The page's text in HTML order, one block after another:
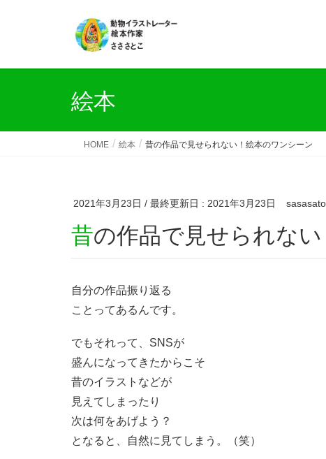
絵本
HOME 絵本 昔の作品で見せられない！絵本のワンシーン
2021年3月23日 / 最終更新日 : 2021年3月23日
昔の作品で見せられな
自分の作品振り返る
ことってあるんです。
でもそれって、SNSが
盛んになってきたからこそ
昔のイラストなどが
見えてしまったり
次は何をあげよう？
となると、自然に見てしまう。（笑）